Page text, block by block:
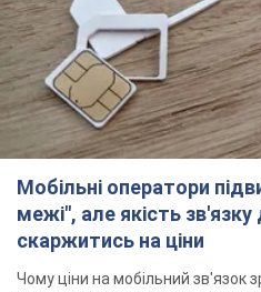
Мобільні оператори
межі", але якість
скаржитись на ціни
Чому ціни на мобільний зв'язок